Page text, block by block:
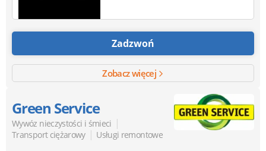
Zadzwoń
Zobacz więcej
Green Service
Wywóz nieczystości i śmieci |
Transport ciężarowy | Usługi remontowe